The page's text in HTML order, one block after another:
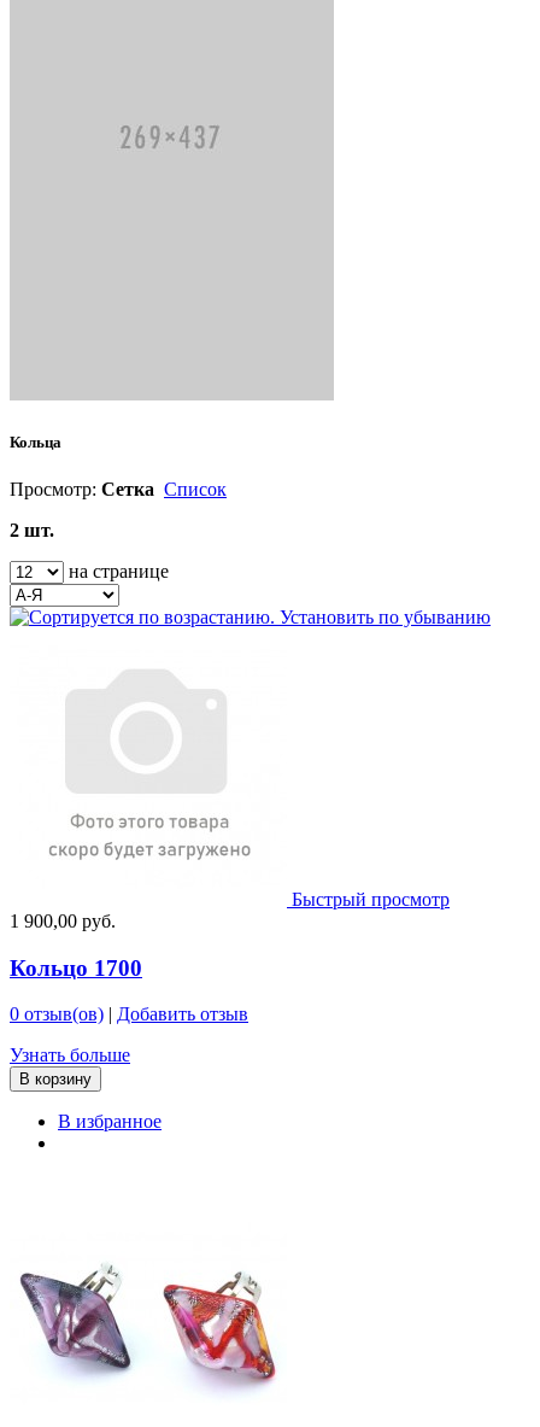
Кольца
Просмотр: Сетка Список
2 шт.
на странице
Быстрый просмотр
1 900,00 руб.
Кольцо 1700
0 отзыв(ов) | Добавить отзыв
Узнать больше
В корзину
В избранное